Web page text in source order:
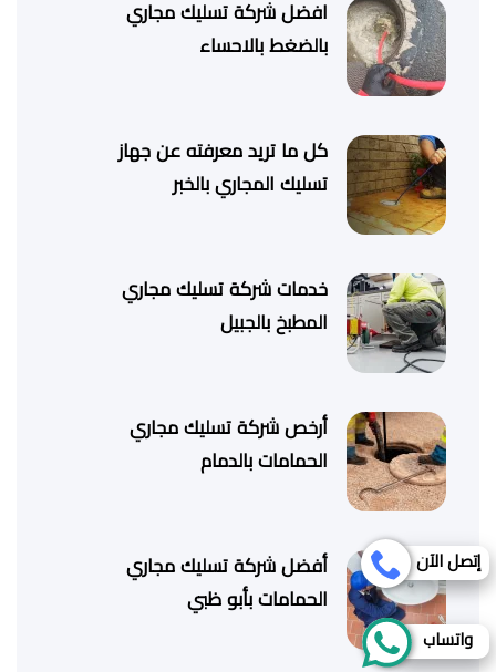
افضل شركة تسليك مجاري
بالضغط بالاحساء
كل ما تريد معرفته عن جهاز
تسليك المجاري بالخبر
خدمات شركة تسليك مجاري
المطبخ بالجبيل
أرخص شركة تسليك مجاري
الحمامات بالدمام
أفضل شركة تسليك مجاري
الحمامات بأبو ظبي
إتصل الآن
واتساب